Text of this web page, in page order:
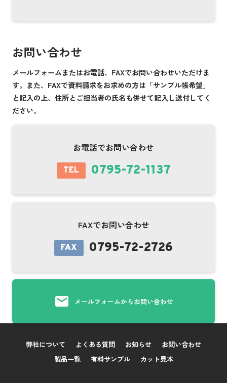
お問い合わせ
メールフォームまたはお電話、FAXでお問い合わせいただけま
す。また、FAXで資料請求をお求めの方は「サンプル帳希望」
と記入の上、住所とご担当者の氏名も併せて記入し送付してく
ださい。
お電話でお問い合わせ
TEL 0795-72-1137
FAXでお問い合わせ
FAX 0795-72-2726
メールフォームからお問い合わせ
弊社について よくある質問 お知らせ
お問い合わせ
製品一覧
有料サンプル カット見本